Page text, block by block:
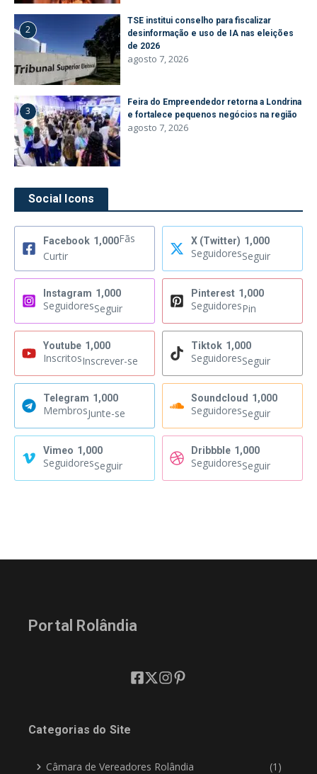
2
TSE institui conselho para fiscalizar
desinformação e uso de IA nas eleições
de 2026
agosto 7, 2026
3
Feira do Empreendedor retorna a Londrina
e fortalece pequenos negócios na região
agosto 7, 2026
Social Icons
Facebook 1,000Fãs
Curtir
X (Twitter) 1,000
SeguidoresSeguir
Instagram 1,000
SeguidoresSeguir
Pinterest 1,000
SeguidoresPin
Youtube 1,000
InscritosInscrever-se
Tiktok 1,000
SeguidoresSeguir
Telegram 1,000
MembrosJunte-se
Soundcloud 1,000
SeguidoresSeguir
Vimeo 1,000
SeguidoresSeguir
Dribbble 1,000
SeguidoresSeguir
Portal Rolândia
Categorias do Site
Câmara de Vereadores Rolândia (1)